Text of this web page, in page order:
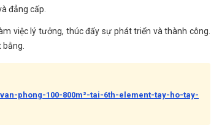
đẳng cấp.
việc lý tưởng, thúc đẩy sự phát triển và thành công.
phong-100-800m²-tai-6th-element-tay-ho-tay-